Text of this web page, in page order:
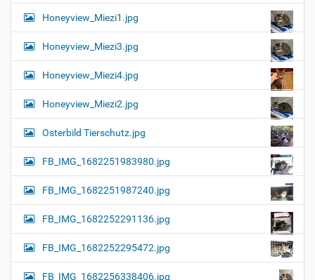
Honeyview_Miezi1.jpg
Honeyview_Miezi3.jpg
Honeyview_Miezi4.jpg
Honeyview_Miezi2.jpg
Osterbild Tierschutz.jpg
FB_IMG_1682251983980.jpg
FB_IMG_1682251987240.jpg
FB_IMG_1682252291136.jpg
FB_IMG_1682252295472.jpg
FB_IMG_1682256338406.jpg